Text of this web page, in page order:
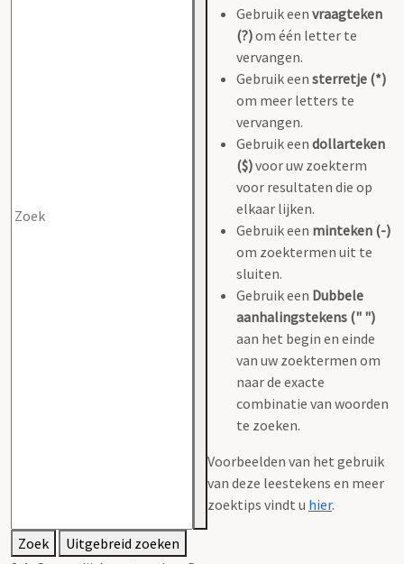
Gebruik een vraagteken
(?)om één letter te
vervangen.
Gebruik een sterretje (*)
om meer letters te
vervangen.
Gebruik een dollarteken
($)voor uw zoekterm
voor resultaten die op
elkaar lijken.
Gebruik een minteken (-)
om zoektermen uit te
sluiten.
Gebruik een Dubbele
aanhalingstekens (" ")
aan het begin en einde
van uw zoektermen om
naar de exacte
combinatie van woorden
te zoeken.
Voorbeelden van het gebruik
van deze leestekens en meer
zoektips vindt u hier.
Zoek
Uitgebreid zoeken